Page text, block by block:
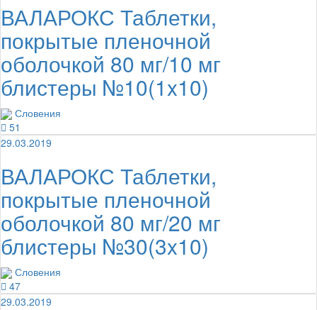
ВАЛАРОКС Таблетки,
покрытые пленочной
оболочкой 80 мг/10 мг
блистеры №10(1x10)
Словения
51
29.03.2019
ВАЛАРОКС Таблетки,
покрытые пленочной
оболочкой 80 мг/20 мг
блистеры №30(3x10)
Словения
47
29.03.2019